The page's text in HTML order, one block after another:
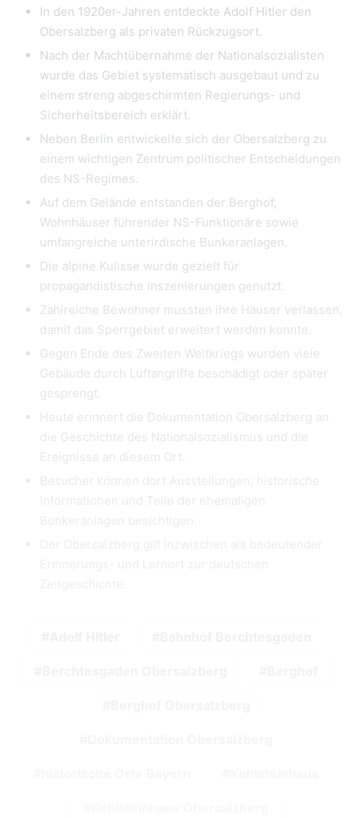
In den 1920er-Jahren entdeckte Adolf Hitler den
Obersalzberg als privaten Rückzugsort.
Nach der Machtübernahme der Nationalsozialisten
wurde das Gebiet systematisch ausgebaut und zu
einem streng abgeschirmten Regierungs- und
Sicherheitsbereich erklärt.
Neben Berlin entwickelte sich der Obersalzberg zu
einem wichtigen Zentrum politischer Entscheidungen
des NS-Regimes.
Auf dem Gelände entstanden der Berghof,
Wohnhäuser führender NS-Funktionäre sowie
umfangreiche unterirdische Bunkeranlagen.
Die alpine Kulisse wurde gezielt für
propagandistische Inszenierungen genutzt.
Zahlreiche Bewohner mussten ihre Häuser verlassen,
damit das Sperrgebiet erweitert werden konnte.
Gegen Ende des Zweiten Weltkriegs wurden viele
Gebäude durch Luftangriffe beschädigt oder später
gesprengt.
Heute erinnert die Dokumentation Obersalzberg an
die Geschichte des Nationalsozialismus und die
Ereignisse an diesem Ort.